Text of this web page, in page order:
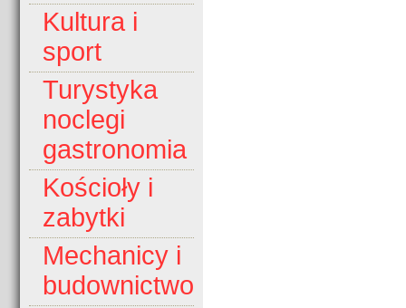
Kultura i
sport
Turystyka
noclegi
gastronomia
Kościoły i
zabytki
Mechanicy i
budownictwo